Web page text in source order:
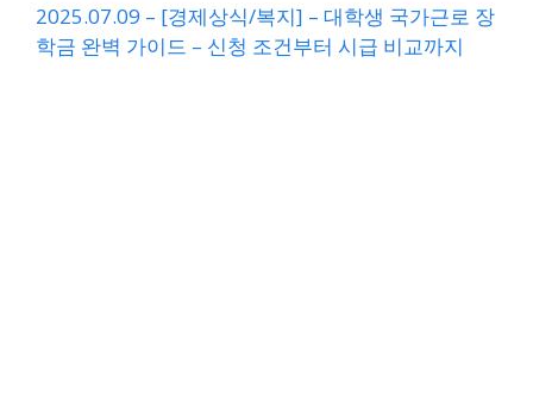
2025.07.09 – [경제상식/복지] – 대학생 국가근로 장
학금 완벽 가이드 – 신청 조건부터 시급 비교까지